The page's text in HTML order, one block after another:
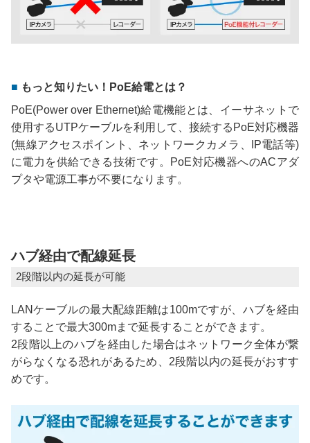
もっと知りたい！PoE給電とは？
PoE(Power over Ethernet)給電機能とは、イーサネットで
使用するUTPケーブルを利用して、接続するPoE対応機器
(無線アクセスポイント、ネットワークカメラ、IP電話等)
に電力を供給できる技術です。PoE対応機器へのACアダ
プタや電源工事が不要になります。
ハブ経由で配線延長
2段階以内の延長が可能
LANケーブルの最大配線距離は100mですが、ハブを経由
することで最大300mまで延長することができます。
2段階以上のハブを経由した場合はネットワーク全体が繋
がらなくなる恐れがあるため、2段階以内の延長がおすす
めです。